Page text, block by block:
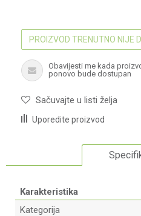
PROIZVOD TRENUTNO NIJE
Obavijesti me kada
ponovo bude dostupan
Sačuvajte u listi želja
Uporedite proizvod
Karakteristika
Kategorija